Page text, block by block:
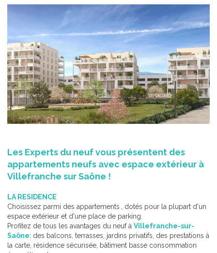
Les Experts du neuf vous présentent des
appartements neufs avec espace extérieur à
Villefranche sur Saône !
LA RESIDENCE
Choisissez parmi des appartements
, dotés pour la plupart d'un
espace extérieur et d'une place de parking.
Profitez de tous les avantages du neuf à Villefranche-sur-
Saône: des balcons, terrasses, jardins privatifs, des prestations à
la carte, résidence sécurisée, bâtiment basse consommation